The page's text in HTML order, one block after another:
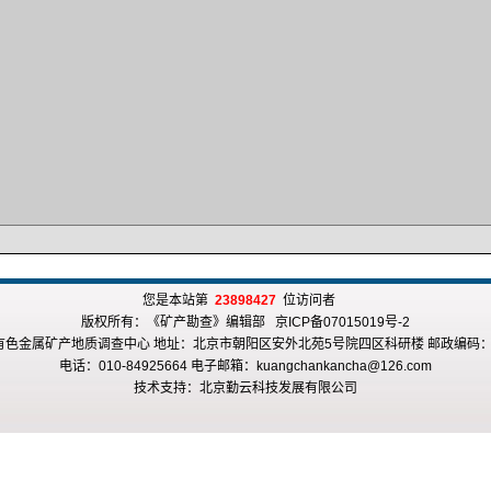
您是本站第 23898427 位访问者
版权所有：《矿产勘查》编辑部 京ICP备07015019号-2
色金属矿产地质调查中心 地址：北京市朝阳区安外北苑5号院四区科研楼 邮政编码
电话：010-84925664 电子邮箱：kuangchankancha@126.com
技术支持： 北京勤云科技发展有限公司